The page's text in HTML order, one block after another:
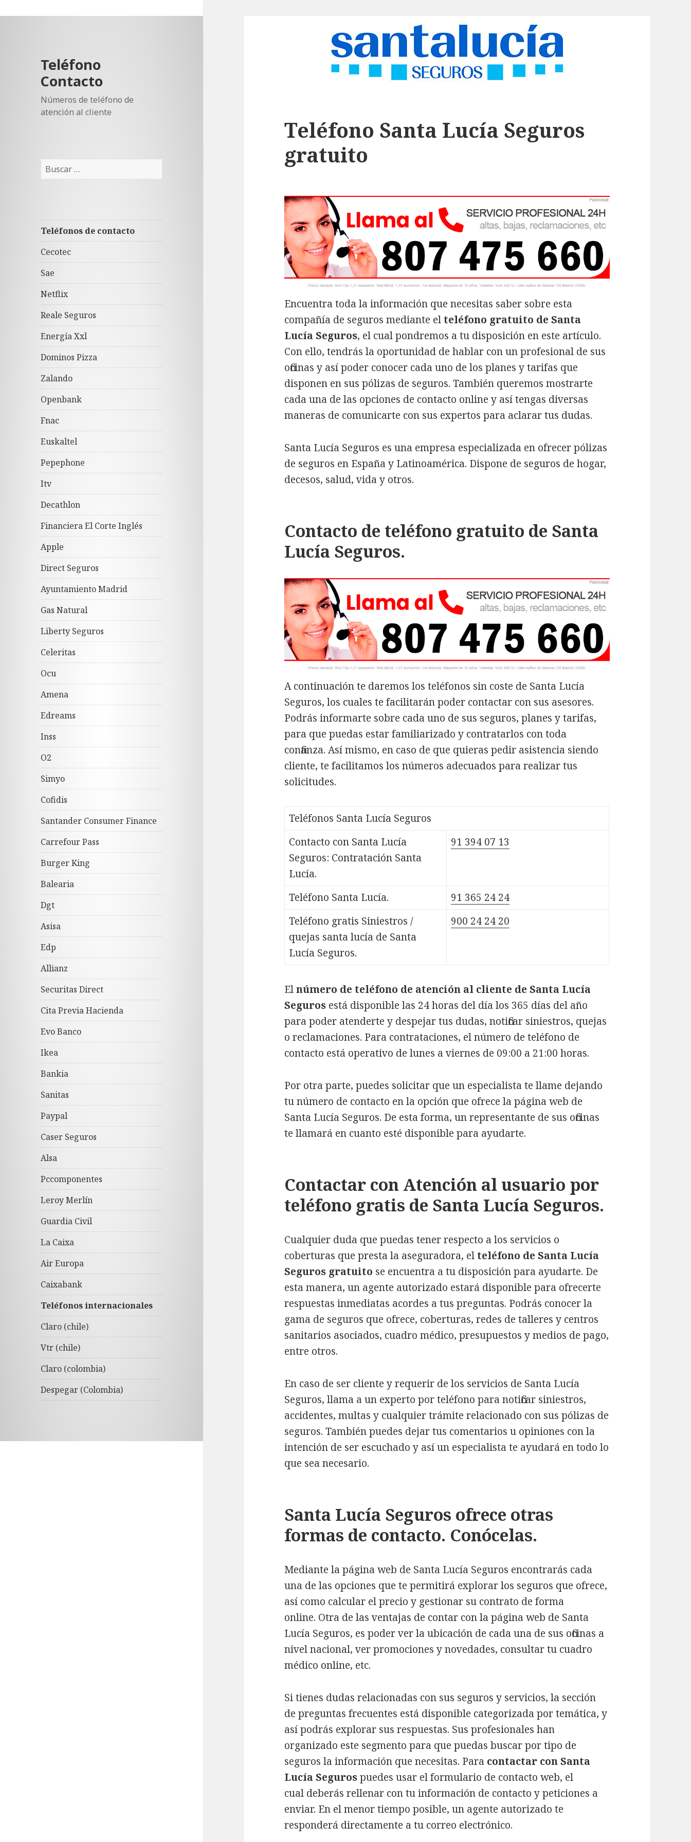
Teléfono
Contacto
Números de teléfono de
atención al cliente
Buscar:
Teléfonos de contacto
Cecotec
Sae
Netflix
Reale Seguros
Energía Xxl
Dominos Pizza
Zalando
Openbank
Fnac
Euskaltel
Pepephone
Itv
Decathlon
Financiera El Corte Inglés
Apple
Direct Seguros
Ayuntamiento Madrid
Gas Natural
Liberty Seguros
Celeritas
Ocu
Amena
Edreams
Inss
O2
Simyo
Cofidis
Santander Consumer Finance
Carrefour Pass
Burger King
Balearia
Dgt
Asisa
Edp
Allianz
Securitas Direct
Cita Previa Hacienda
Evo Banco
Ikea
Bankia
Sanitas
Paypal
Caser Seguros
Alsa
Pccomponentes
Leroy Merlín
Guardia Civil
La Caixa
Air Europa
Caixabank
Teléfonos internacionales
Claro (chile)
Vtr (chile)
Claro (colombia)
Despegar (Colombia)
Teléfono Santa Lucía Seguros
gratuito
Encuentra toda la información que necesitas saber sobre esta
compañía de seguros mediante el teléfono gratuito de Santa
Lucía Seguros, el cual pondremos a tu disposición en este artículo.
Con ello, tendrás la oportunidad de hablar con un profesional de sus
oficinas y así poder conocer cada uno de los planes y tarifas que
disponen en sus pólizas de seguros. También queremos mostrarte
cada una de las opciones de contacto online y así tengas diversas
maneras de comunicarte con sus expertos para aclarar tus dudas.
Santa Lucía Seguros es una empresa especializada en ofrecer pólizas
de seguros en España y Latinoamérica. Dispone de seguros de hogar,
decesos, salud, vida y otros.
Contacto de teléfono gratuito de Santa
Lucía Seguros.
A continuación te daremos los teléfonos sin coste de Santa Lucía
Seguros, los cuales te facilitarán poder contactar con sus asesores.
Podrás informarte sobre cada uno de sus seguros, planes y tarifas,
para que puedas estar familiarizado y contratarlos con toda
confianza. Así mismo, en caso de que quieras pedir asistencia siendo
cliente, te facilitamos los números adecuados para realizar tus
solicitudes.
Teléfonos Santa Lucía Seguros
Contacto con Santa Lucía
Seguros: Contratación Santa
Lucía.
91 394 07 13
Teléfono Santa Lucía.
91 365 24 24
Teléfono gratis Siniestros /
quejas santa lucía de Santa
Lucía Seguros.
900 24 24 20
Elnúmero de teléfono de atención al cliente de Santa Lucía
Seguros está disponible las 24 horas del día los 365 días del año
para poder atenderte y despejar tus dudas, notificar siniestros, quejas
o reclamaciones. Para contrataciones, el número de teléfono de
contacto está operativo de lunes a viernes de 09:00 a 21:00 horas.
Por otra parte, puedes solicitar que un especialista te llame dejando
tu número de contacto en la opción que ofrece la página web de
Santa Lucía Seguros. De esta forma, un representante de sus oficinas
te llamará en cuanto esté disponible para ayudarte.
Contactar con Atención al usuario por
teléfono gratis de Santa Lucía Seguros.
Cualquier duda que puedas tener respecto a los servicios o
coberturas que presta la aseguradora, el teléfono de Santa Lucía
Seguros gratuito se encuentra a tu disposición para ayudarte. De
esta manera, un agente autorizado estará disponible para ofrecerte
respuestas inmediatas acordes a tus preguntas. Podrás conocer la
gama de seguros que ofrece, coberturas, redes de talleres y centros
sanitarios asociados, cuadro médico, presupuestos y medios de pago,
entre otros.
En caso de ser cliente y requerir de los servicios de Santa Lucía
Seguros, llama a un experto por teléfono para notificar siniestros,
accidentes, multas y cualquier trámite relacionado con sus pólizas de
seguros. También puedes dejar tus comentarios u opiniones con la
intención de ser escuchado y así un especialista te ayudará en todo lo
que sea necesario.
Santa Lucía Seguros ofrece otras
formas de contacto. Conócelas.
Mediante la página web de Santa Lucía Seguros encontrarás cada
una de las opciones que te permitirá explorar los seguros que ofrece,
así como calcular el precio y gestionar su contrato de forma
online. Otra de las ventajas de contar con la página web de Santa
Lucía Seguros, es poder ver la ubicación de cada una de sus oficinas a
nivel nacional, ver promociones y novedades, consultar tu cuadro
médico online, etc.
Si tienes dudas relacionadas con sus seguros y servicios, la sección
de preguntas frecuentes está disponible categorizada por temática, y
así podrás explorar sus respuestas. Sus profesionales han
organizado este segmento para que puedas buscar por tipo de
seguros la información que necesitas. Para contactar con Santa
Lucía Segurospuedes usar el formulario de contacto web, el
cual deberás rellenar con tu información de contacto y peticiones a
enviar. En el menor tiempo posible, un agente autorizado te
responderá directamente a tu correo electrónico.